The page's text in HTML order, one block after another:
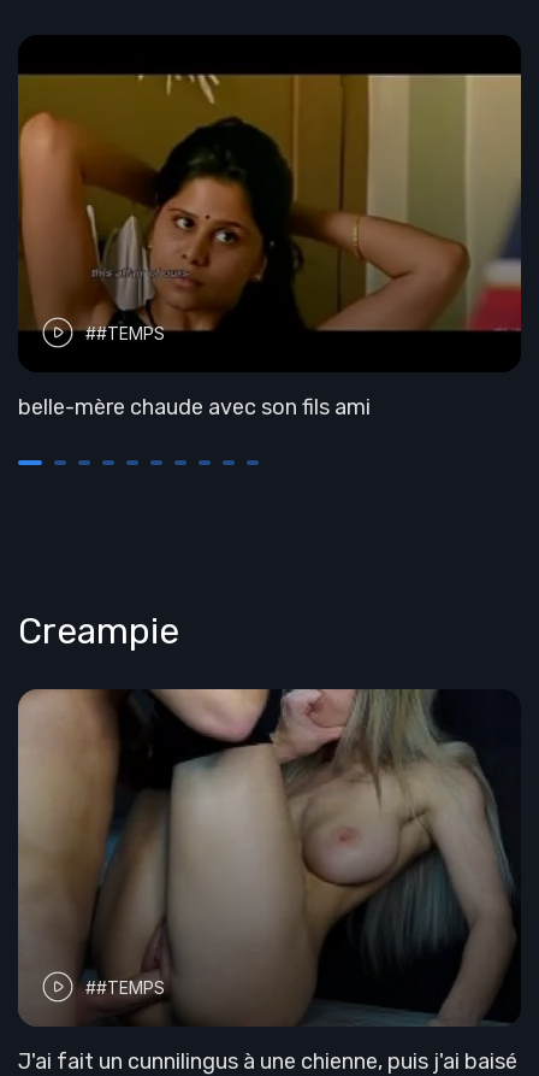
##TEMPS
belle-mère chaude avec son fils ami
Creampie
##TEMPS
J'ai fait un cunnilingus à une chienne, puis j'ai baisé